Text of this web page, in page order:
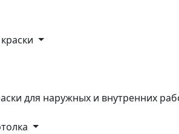
для наружных и внутренних